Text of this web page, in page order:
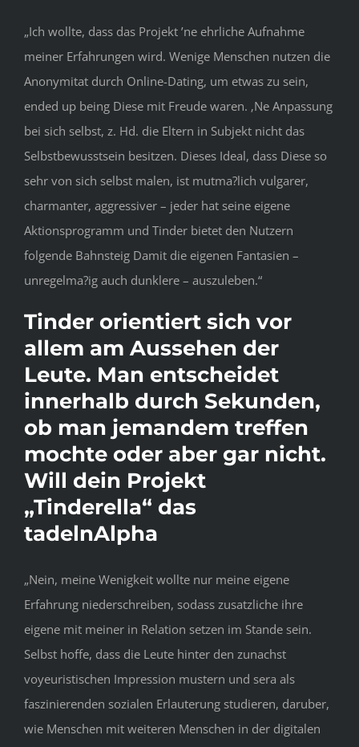
„Ich wollte, dass das Projekt ’ne ehrliche Aufnahme
meiner Erfahrungen wird. Wenige Menschen nutzen die
Anonymitat durch Online-Dating, um etwas zu sein,
ended up being Diese mit Freude waren. ‚Ne Anpassung
bei sich selbst, z. Hd. die Eltern in Subjekt nicht das
Selbstbewusstsein besitzen. Dieses Ideal, dass Diese so
sehr von sich selbst malen, ist mutma?lich vulgarer,
charmanter, aggressiver – jeder hat seine eigene
Aktionsprogramm und Tinder bietet den Nutzern
folgende Bahnsteig Damit die eigenen Fantasien –
unregelma?ig auch dunklere – auszuleben.“
Tinder orientiert sich vor
allem am Aussehen der
Leute. Man entscheidet
innerhalb durch Sekunden,
ob man jemandem treffen
mochte oder aber gar nicht.
Will dein Projekt
„Tinderella“ das
tadelnAlpha
„Nein, meine Wenigkeit wollte nur meine eigene
Erfahrung niederschreiben, sodass zusatzliche ihre
eigene mit meiner in Relation setzen im Stande sein.
Selbst hoffe, dass die Leute hinter den zunachst
voyeuristischen Impression mustern und sera als
faszinierenden sozialen Erlauterung studieren, daruber,
wie Menschen mit weiteren Menschen in der digitalen